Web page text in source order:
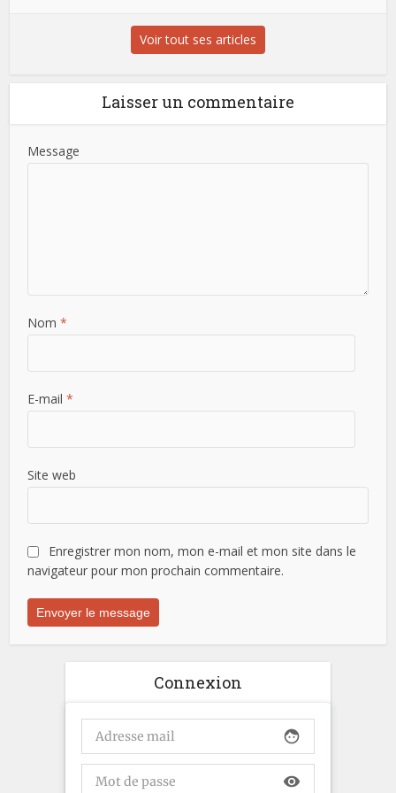
Voir tout ses articles
Laisser un commentaire
Message
Nom*
E-mail*
Site web
Enregistrer mon nom, mon e-mail et mon site dans le
navigateur pour mon prochain commentaire.
Connexion
face
visibility